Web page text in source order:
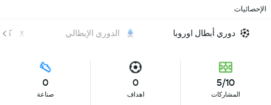
الإحصائيات
دوري أبطال اوروبا الدوري الإيطالي
5/10
المشاركات
0
اهداف
0
صناعة